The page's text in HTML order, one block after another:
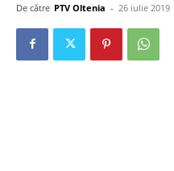
De către PTV Oltenia - 26 iulie 2019